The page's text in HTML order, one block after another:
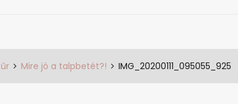
Mire jó a talpbetét?! IMG_20200111_095055_925